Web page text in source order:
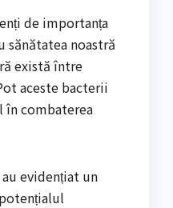
de importanța
noastră
există între
aceste bacterii
în combaterea
evidențiat un